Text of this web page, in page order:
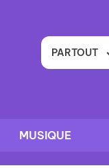
PARTOUT
MUSIQUE